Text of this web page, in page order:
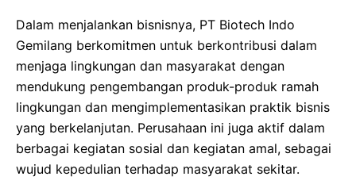
Dalam menjalankan bisnisnya, PT Biotech Indo
Gemilang berkomitmen untuk berkontribusi dalam
menjaga lingkungan dan masyarakat dengan
mendukung pengembangan produk-produk ramah
lingkungan dan mengimplementasikan praktik bisnis
yang berkelanjutan. Perusahaan ini juga aktif dalam
berbagai kegiatan sosial dan kegiatan amal, sebagai
wujud kepedulian terhadap masyarakat sekitar.